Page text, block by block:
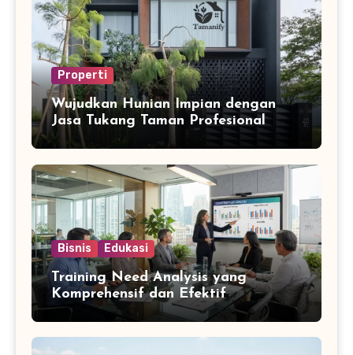
Properti
Wujudkan Hunian Impian dengan
Jasa Tukang Taman Profesional
Bisnis Edukasi
Training Need Analysis yang
Komprehensif dan Efektif